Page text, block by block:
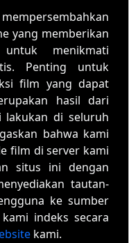
yang memberikan
menikmati
Penting untuk
film yang dapat
hasil dari
lakukan di seluruh
bahwa kami
film di server kami
situs ini dengan
tautan-
ke sumber
indeks secara
kami.